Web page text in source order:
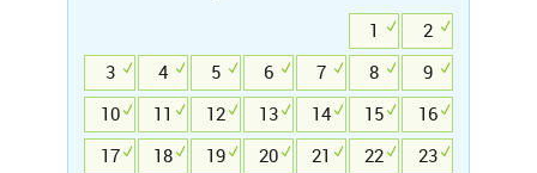
1
2
3
4 5 6 7 8
9
10
11 12 13 14 15
16
17
18 19 20 21 22
23